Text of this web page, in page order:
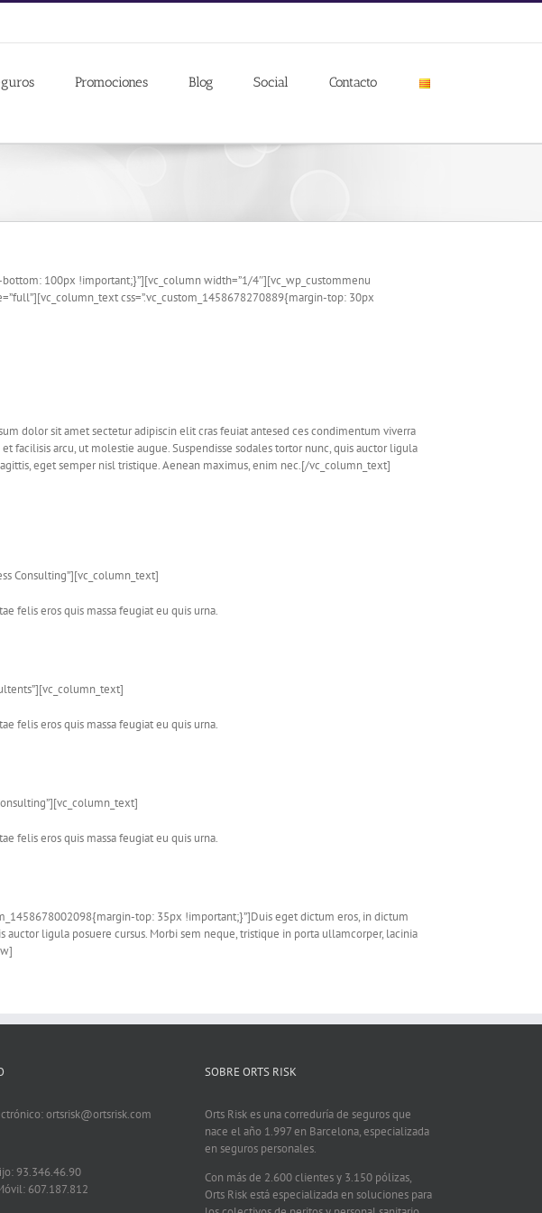
Promociones Blog Social Contacto
100px !important;}”][vc_column width=”1/4″][vc_wp_custommenu
css=”.vc_custom_1458678270889{margin-top: 30px
dolor sit amet sectetur adipiscin elit cras feuiat antesed ces condimentum viverra
facilisis arcu, ut molestie augue. Suspendisse sodales tortor nunc, quis auctor ligula
eget semper nisl tristique. Aenean maximus, enim nec.[/vc_column_text]
Consulting”][vc_column_text]
felis eros quis massa feugiat eu quis urna.
felis eros quis massa feugiat eu quis urna.
felis eros quis massa feugiat eu quis urna.
top: 35px !important;}”]Duis eget dictum eros, in dictum
ligula posuere cursus. Morbi sem neque, tristique in porta ullamcorper, lacinia
ortsrisk@ortsrisk.com
93.346.46.90
607.187.812
SOBRE ORTS RISK
Orts Risk es una correduría de seguros que
nace el año 1.997 en Barcelona, especializada
en seguros personales.
Con más de 2.600 clientes y 3.150 pólizas,
Orts Risk está especializada en soluciones para